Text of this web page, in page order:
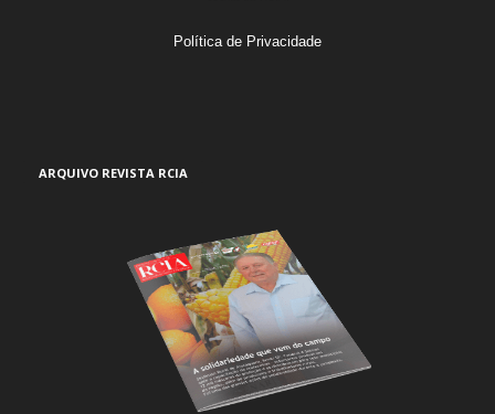
Política de Privacidade
ARQUIVO REVISTA RCIA